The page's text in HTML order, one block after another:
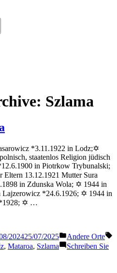
Szlama
*3.11.1922 in Lodz;✡
staatenlos Religion jüdisch
in Piotrkow Trybunalski;
13.12.1921 Mutter Sura
in Zdunska Wola; ✡ 1944 in
Lajzerowicz *24.6.1926; ✡ 1944 in
*1928; ✡ …
202425/07/2025
Veröffentlicht
in
Andere Orte
, Mataroa, Szlama
Schreiben Sie